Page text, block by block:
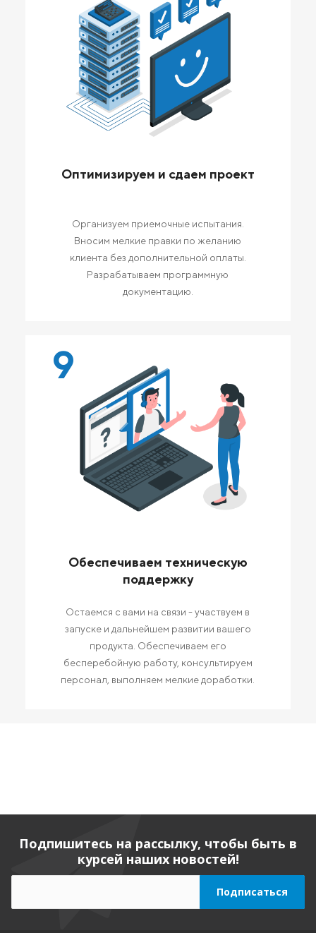
Оптимизируем и сдаем проект
Организуем приемочные испытания.
Вносим мелкие правки по желанию
клиента без дополнительной оплаты.
Разрабатываем программную
документацию.
9
Обеспечиваем техническую
поддержку
Остаемся с вами на связи - участвуем в
запуске и дальнейшем развитии вашего
продукта. Обеспечиваем его
бесперебойную работу, консультируем
персонал, выполняем мелкие доработки.
Подпишитесь на рассылку, чтобы быть в
курсей наших новостей!